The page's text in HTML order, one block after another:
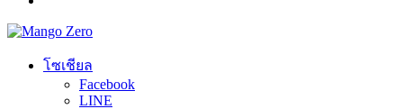
โซเชียล
Facebook
LINE